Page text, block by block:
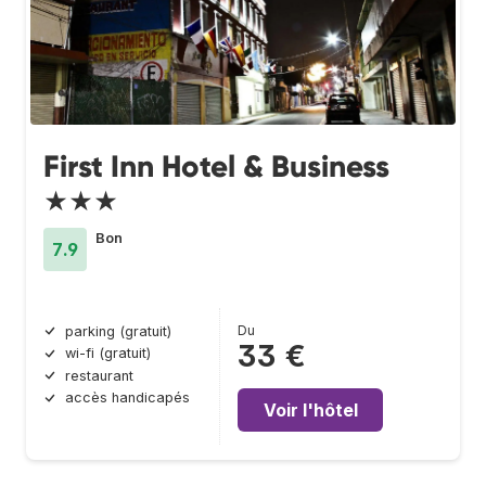
First Inn Hotel & Business
★★★
7.9
Bon
parking (gratuit)
wi-fi (gratuit)
restaurant
accès handicapés
Du
33 €
Voir l'hôtel